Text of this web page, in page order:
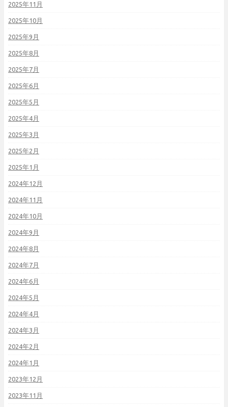
2025年11月
2025年10月
2025年9月
2025年8月
2025年7月
2025年6月
2025年5月
2025年4月
2025年3月
2025年2月
2025年1月
2024年12月
2024年11月
2024年10月
2024年9月
2024年8月
2024年7月
2024年6月
2024年5月
2024年4月
2024年3月
2024年2月
2024年1月
2023年12月
2023年11月